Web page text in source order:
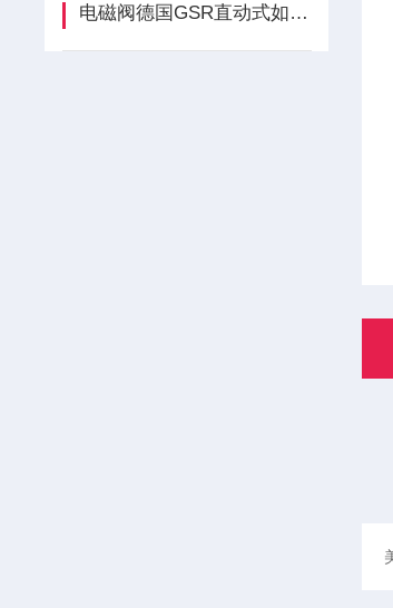
电磁阀德国GSR直动式如何选型暨选型依据